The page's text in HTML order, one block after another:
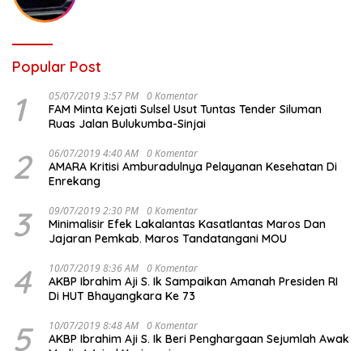
Popular Post
1 05/07/2019 3:57 PM 0 Komentar
FAM Minta Kejati Sulsel Usut Tuntas Tender Siluman
Ruas Jalan Bulukumba-Sinjai
2 06/07/2019 4:40 AM 0 Komentar
AMARA Kritisi Amburadulnya Pelayanan Kesehatan Di
Enrekang
3 09/07/2019 2:30 PM 0 Komentar
Minimalisir Efek Lakalantas Kasatlantas Maros Dan
Jajaran Pemkab. Maros Tandatangani MOU
4 10/07/2019 8:36 AM 0 Komentar
AKBP Ibrahim Aji S. Ik Sampaikan Amanah Presiden RI
Di HUT Bhayangkara Ke 73
5 10/07/2019 8:48 AM 0 Komentar
AKBP Ibrahim Aji S. Ik Beri Penghargaan Sejumlah Awak